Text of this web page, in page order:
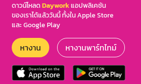
ดาวน์โหลดDayworkแอปพลิเคชัน
ของเราได้แล้ววันนี้ ทั้งใน Apple Store
และ Google Play
หางาน หางานพาร์ทไทม์